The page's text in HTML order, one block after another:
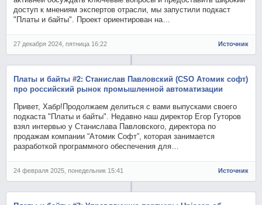
доступ к мнениям экспертов отрасли, мы запустили подкаст
"Платы и байты". Проект ориентирован на…
27 декабря 2024, пятница 16:22 Источник
Платы и байты #2: Станислав Павловский (CSO Атомик софт)
про российский рынок промышленной автоматизации
Привет, Хабр!Продолжаем делиться с вами выпусками своего
подкаста "Платы и байты". Недавно наш директор Егор Гуторов
взял интервью у Станислава Павловского, директора по
продажам компании “Атомик Софт”, которая занимается
разработкой программного обеспечения для…
24 февраля 2025, понедельник 15:41 Источник